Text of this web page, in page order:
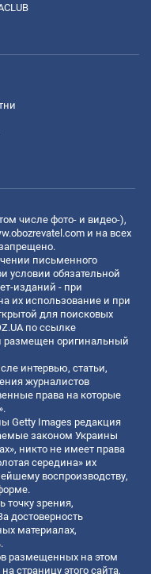
числе фото- и видео-),
и на всех
письменного
условии обязательной
изданий - при
их использование и при
для поисковых
по ссылке
размещен оригинальный
интервью, статьи,
журналистов
права на которые
Getty Images редакция
законом Украины
никто не имеет права
середина» их
воспроизводству,
точку зрения,
достоверность
материалах,
размещенных на этом
страницу этого сайта,